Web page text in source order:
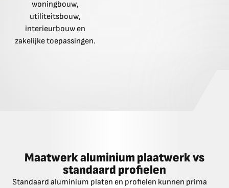
woningbouw,
utiliteitsbouw,
interieurbouw en
zakelijke toepassingen.
Maatwerk aluminium plaatwerk vs
standaard profielen
Standaard aluminium platen en profielen kunnen prima